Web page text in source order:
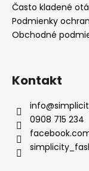
Často kladené
Podmienky
Obchodné
Kontakt
info@
0908 715 234